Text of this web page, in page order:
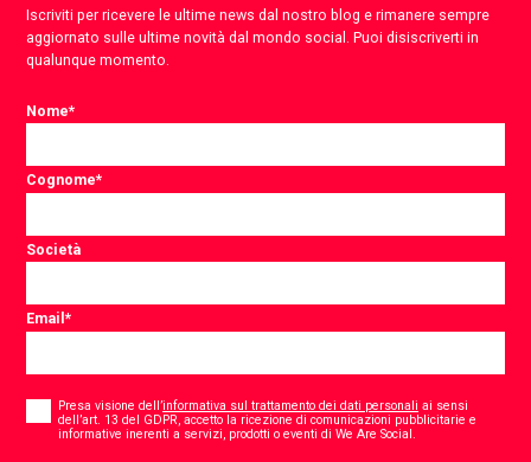
Iscriviti per ricevere le ultime news dal nostro blog e rimanere sempre
aggiornato sulle ultime novità dal mondo social. Puoi disiscriverti in
qualunque momento.
Nome*
Cognome*
Società
Email*
Presa visione dell’informativa sul trattamento dei dati personali ai sensi
dell’art. 13 del GDPR, accetto la ricezione di comunicazioni pubblicitarie e
informative inerenti a servizi, prodotti o eventi di We Are Social.